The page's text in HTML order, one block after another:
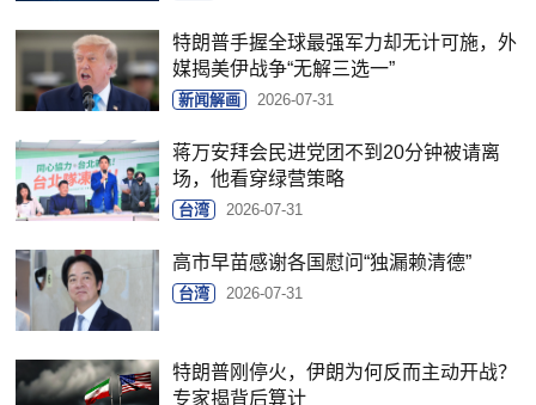
特朗普手握全球最强军力却无计可施，外
媒揭美伊战争“无解三选一”
新闻解画 2026-07-31
蒋万安拜会民进党团不到20分钟被请离
场，他看穿绿营策略
台湾 2026-07-31
高市早苗感谢各国慰问“独漏赖清德”
台湾 2026-07-31
特朗普刚停火，伊朗为何反而主动开战？
专家揭背后算计